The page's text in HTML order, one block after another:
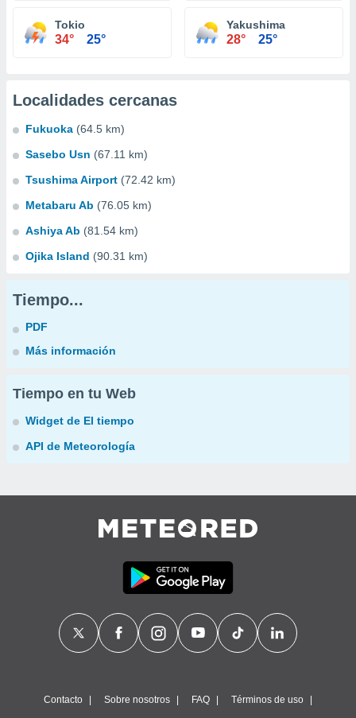
Tokio
34° 25°
Yakushima
28° 25°
Localidades cercanas
Fukuoka (64.5 km)
Sasebo Usn (67.11 km)
Tsushima Airport (72.42 km)
Metabaru Ab (76.05 km)
Ashiya Ab (81.54 km)
Ojika Island (90.31 km)
Tiempo...
PDF
Más información
Tiempo en tu Web
Widget de El tiempo
API de Meteorología
Contacto Sobre nosotros FAQ Términos de uso